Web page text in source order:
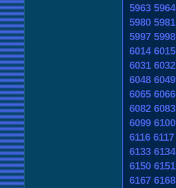
5963 5964
5980 5981
5997 5998
6014 6015
6031 6032
6048 6049
6065 6066
6082 6083
6099 6100
6116 6117
6133 6134
6150 6151
6167 6168